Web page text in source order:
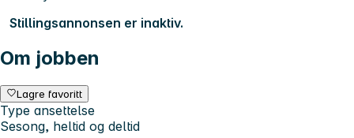
Stillingsannonsen er inaktiv.
Om jobben
Lagre favoritt
Type ansettelse
Sesong, heltid og deltid